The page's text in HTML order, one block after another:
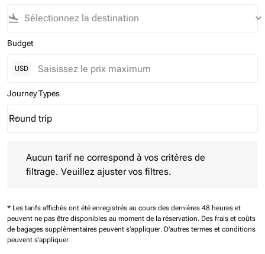
flight_land keyboard_arrow_down
Budget
USD
Journey Types
Journey Types option Round trip Selected
Round trip
keyboard_arrow_down
Aucun tarif ne correspond à vos critères de
filtrage. Veuillez ajuster vos filtres.
* Les tarifs affichés ont été enregistrés au cours des dernières 48 heures et
peuvent ne pas être disponibles au moment de la réservation. Des frais et coûts
de bagages supplémentaires peuvent s'appliquer. D'autres termes et conditions
peuvent s'appliquer